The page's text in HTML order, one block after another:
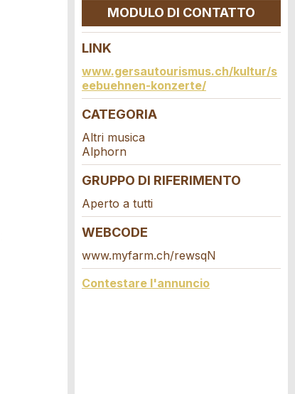
MODULO DI CONTATTO
LINK
www.gersautourismus.ch/kultur/s
eebuehnen-konzerte/
CATEGORIA
Altri musica
Alphorn
GRUPPO DI RIFERIMENTO
Aperto a tutti
WEBCODE
www.myfarm.ch/rewsqN
Contestare l'annuncio